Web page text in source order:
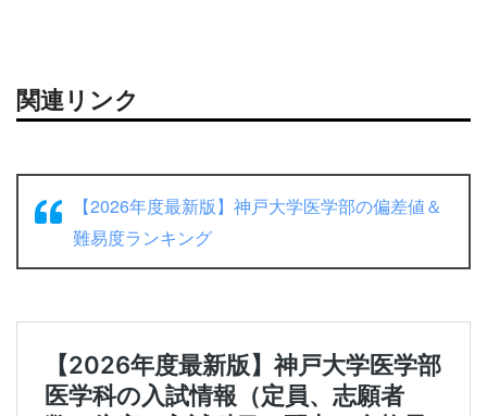
関連リンク
【2026年度最新版】神戸大学医学部の偏差値＆
難易度ランキング